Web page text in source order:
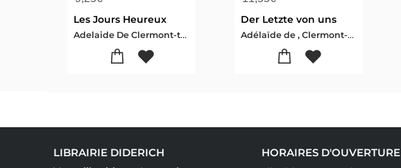
Les Jours Heureux
Adelaide De Clermont-tonnerre
Der Letzte von uns
Adélaïde de , Clermont-Tonnerre
LIBRAIRIE DIDERICH
HORAIRES D'OUVERTURE